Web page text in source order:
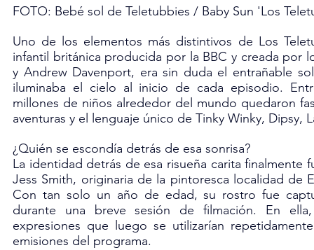
FOTO: Bebé sol de Teletubbies / Baby Sun 'Los
Uno de los elementos más distintivos de Los
infantil británica producida por la BBC y creada por
y Andrew Davenport, era sin duda el entrañable
iluminaba el cielo al inicio de cada episodio.
millones de niños alrededor del mundo quedaron
aventuras y el lenguaje único de Tinky Winky, Dipsy,
¿Quién se escondía detrás de esa sonrisa?
La identidad detrás de esa risueña carita finalmente
Jess Smith, originaria de la pintoresca localidad de
Con tan solo un año de edad, su rostro fue
durante una breve sesión de filmación. En
expresiones que luego se utilizarían
emisiones del programa.